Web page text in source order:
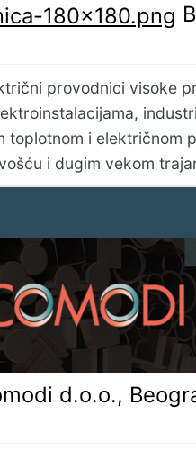
provodnici visoke
toplotnom i električnom
i dugim vekom
d.o.o.,